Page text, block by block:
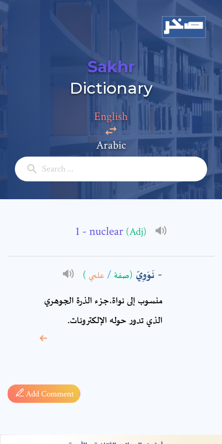
Sakhr
Dictionary
English
Arabic
- nuclear (Adj)
نَوَوِيّ (صفة / علمي )
منسوب إلى نواة‏،جزء الذرة الجوهري
الذي تدور حوله الإلكترونات.
Add Comment
Add a comment
Full Name: *
Comment: *